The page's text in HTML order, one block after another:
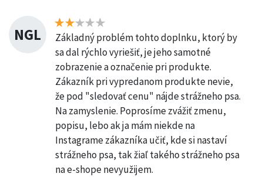
NGL
Základný problém tohto doplnku, ktorý by
sa dal rýchlo vyriešiť, je jeho samotné
zobrazenie a označenie pri produkte.
Zákazník pri vypredanom produkte nevie,
že pod "sledovať cenu" nájde strážneho psa.
Na zamyslenie. Poprosíme zvážiť zmenu,
popisu, lebo ak ja mám niekde na
Instagrame zákazníka učiť, kde si nastaví
strážneho psa, tak žiaľ takého strážneho psa
na e-shope nevyužijem.